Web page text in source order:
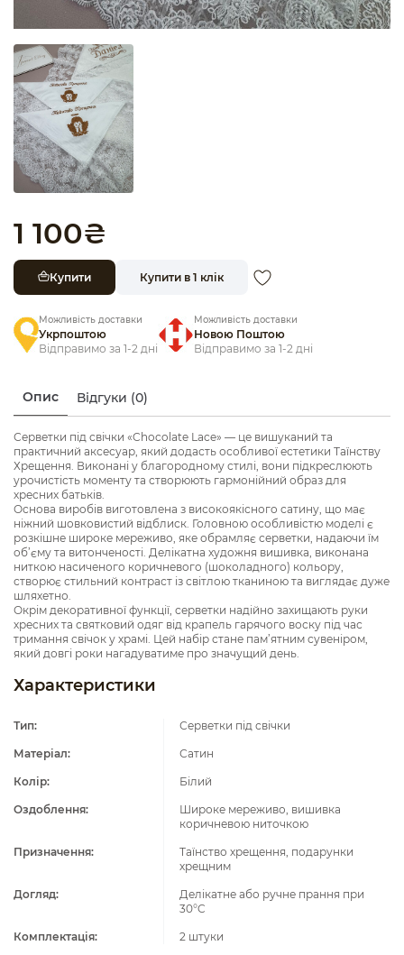
1 100₴
Купити Купити в 1 клік
Можливість доставки
Укрпоштою
Відправимо за 1-2 дні
Можливість доставки
Новою Поштою
Відправимо за 1-2 дні
Опис Відгуки (0)
Серветки під свічки «Chocolate Lace» — це вишуканий та
практичний аксесуар, який додасть особливої естетики Таїнству
Хрещення. Виконані у благородному стилі, вони підкреслюють
урочистість моменту та створюють гармонійний образ для
хресних батьків.
Основа виробів виготовлена з високоякісного сатину, що має
ніжний шовковистий відблиск. Головною особливістю моделі є
розкішне широке мереживо, яке обрамляє серветки, надаючи їм
об’єму та витонченості. Делікатна художня вишивка, виконана
ниткою насиченого коричневого (шоколадного) кольору,
створює стильний контраст із світлою тканиною та виглядає дуже
шляхетно.
Окрім декоративної функції, серветки надійно захищають руки
хресних та святковий одяг від крапель гарячого воску під час
тримання свічок у храмі. Цей набір стане пам’ятним сувеніром,
який довгі роки нагадуватиме про значущий день.
Характеристики
Тип: Серветки під свічки
Матеріал: Сатин
Колір: Білий
Оздоблення:
Широке мереживо, вишивка
коричневою ниточкою
Призначення:
Таїнство хрещення, подарунки
хрещним
Догляд:
Делікатне або ручне прання при
30°C
Комплектація: 2 штуки